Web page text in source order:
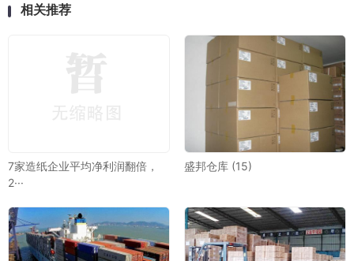
相关推荐
7家造纸企业平均净利润翻倍，
2···
盛邦仓库 (15)